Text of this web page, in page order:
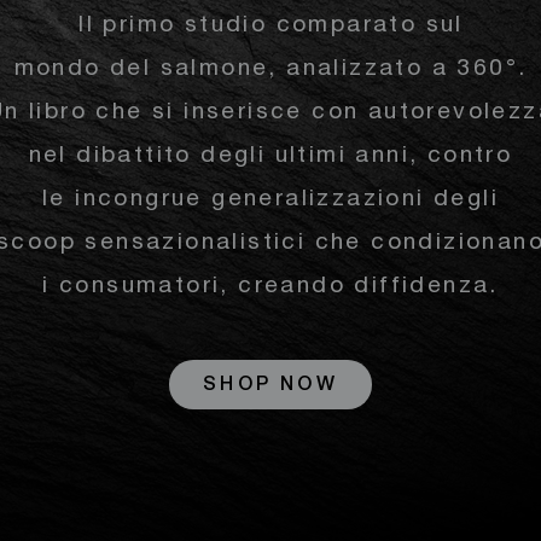
Il primo studio comparato sul
mondo del salmone, analizzato a 360°.
libro che si inserisce con
nel dibattito degli ultimi anni, contro
le incongrue generalizzazioni degli
sensazionalistici che
i consumatori, creando diffidenza.
SHOP NOW